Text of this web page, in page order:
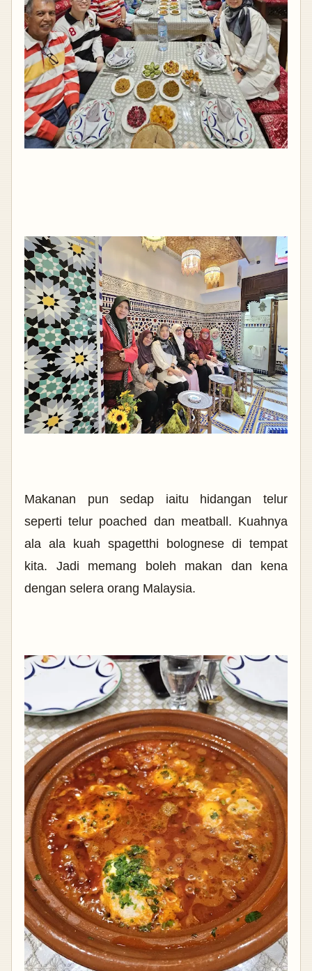
Makanan pun sedap iaitu hidangan telur
seperti telur poached dan meatball. Kuahnya
ala ala kuah spagetthi bolognese di tempat
kita. Jadi memang boleh makan dan kena
dengan selera orang Malaysia.